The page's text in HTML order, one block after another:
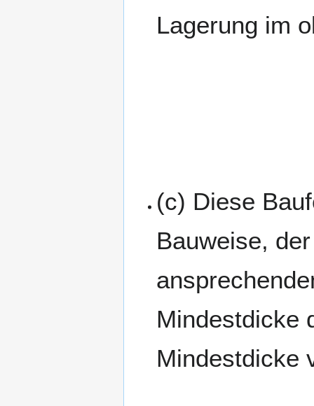
Lagerung im
(c) Diese
Bauweise,
Mindestdicke
Mindestdicke